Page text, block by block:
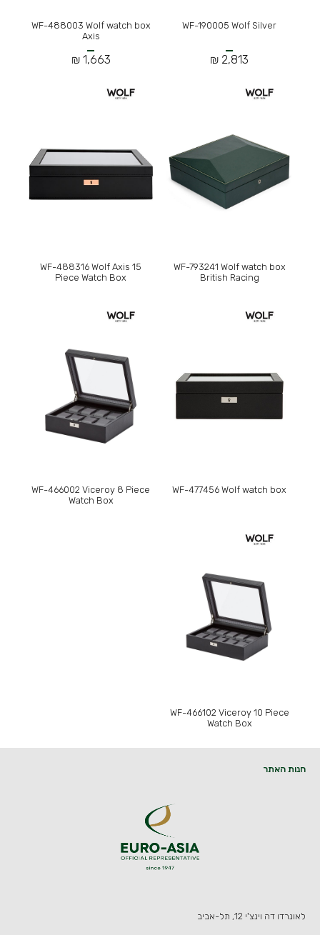
WF-190005 Wolf Silver
2,813 ₪
WF-488003 Wolf watch box
Axis
1,663 ₪
WF-793241 Wolf watch box
British Racing
WF-488316 Wolf Axis 15
Piece Watch Box
WF-477456 Wolf watch box
WF-466002 Viceroy 8 Piece
Watch Box
WF-466102 Viceroy 10 Piece
Watch Box
חנות האתר
לאונרדו דה וינצ'י 12, תל-אביב